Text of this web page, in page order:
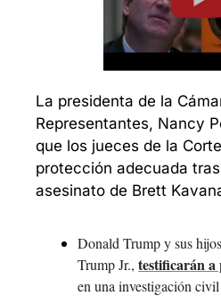
La presidenta de la
Representantes, Nancy
que los jueces de la
protección adecuada
asesinato de Brett
Donald Trump y sus
Trump Jr., testificarán
en una investigación